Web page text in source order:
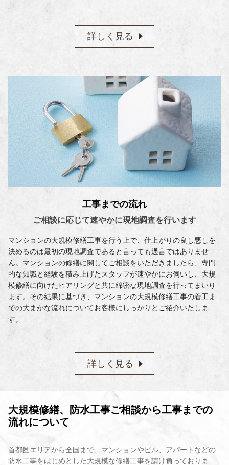
詳しく見る
工事までの流れ
ご相談に応じて速やかに現地調査を行います
マンションの大規模修繕工事を行う上で、仕上がりの良し悪しを
決めるのは最初の現地調査であると言っても過言ではありませ
ん。マンションの修繕に関してご相談をいただきましたら、専門
的な知識と経験を積み上げたスタッフが速やかにお伺いし、大規
模修繕に向けたヒアリングと共に綿密な現地調査を行ってまいり
ます。その結果に基づき、マンションの大規模修繕工事の着工ま
での大まかな流れについてお客様にしっかりとご紹介いたしま
す。
詳しく見る
大規模修繕、防水工事ご相談から工事までの
流れについて
首都圏エリアから全国まで、マンションやビル、アパートなどの
防水工事をはじめとした大規模な修繕工事を請け負っておりま